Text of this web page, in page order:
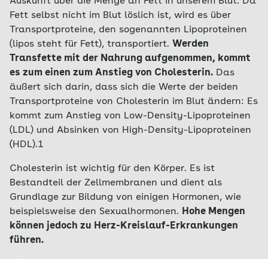
Fett selbst nicht im Blut löslich ist, wird es über
Transportproteine, den sogenannten Lipoproteinen
(lipos steht für Fett), transportiert. Werden
Transfette mit der Nahrung aufgenommen, kommt
es zum einen zum Anstieg von Cholesterin. Das
äußert sich darin, dass sich die Werte der beiden
Transportproteine von Cholesterin im Blut ändern: Es
kommt zum Anstieg von Low-Density-Lipoproteinen
(LDL) und Absinken von High-Density-Lipoproteinen
(HDL).1
Cholesterin ist wichtig für den Körper. Es ist
Bestandteil der Zellmembranen und dient als
Grundlage zur Bildung von einigen Hormonen, wie
beispielsweise den Sexualhormonen. Hohe Mengen
können jedoch zu Herz-Kreislauf-Erkrankungen
führen.